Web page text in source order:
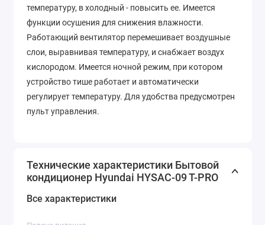
температуру, в холодный - повысить ее. Имеется
функции осушения для снижения влажности.
Работающий вентилятор перемешивает воздушные
слои, выравнивая температуру, и снабжает воздух
кислородом. Имеется ночной режим, при котором
устройство тише работает и автоматически
регулирует температуру. Для удобства предусмотрен
пульт управления.
Технические характеристики Бытовой
кондиционер Hyundai HYSAC-09 T-PRO
Все характеристики